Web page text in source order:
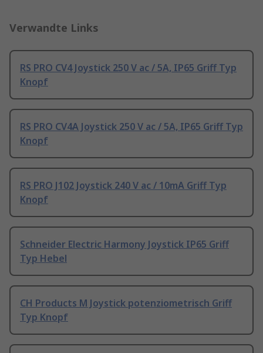
Verwandte Links
RS PRO CV4 Joystick 250 V ac / 5A, IP65 Griff Typ
Knopf
RS PRO CV4A Joystick 250 V ac / 5A, IP65 Griff Typ
Knopf
RS PRO J102 Joystick 240 V ac / 10mA Griff Typ
Knopf
Schneider Electric Harmony Joystick IP65 Griff
Typ Hebel
CH Products M Joystick potenziometrisch Griff
Typ Knopf